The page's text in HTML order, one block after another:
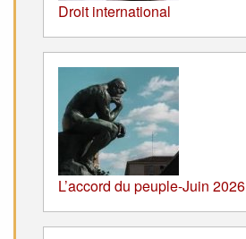
Droit international
L’accord du peuple-Juin 2026